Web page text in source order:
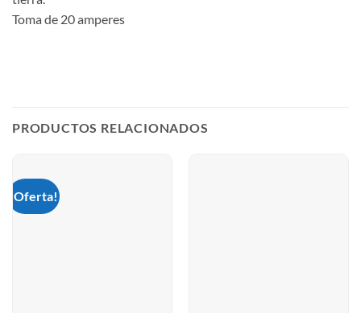
Toma de 20 amperes
PRODUCTOS RELACIONADOS
¡Oferta!